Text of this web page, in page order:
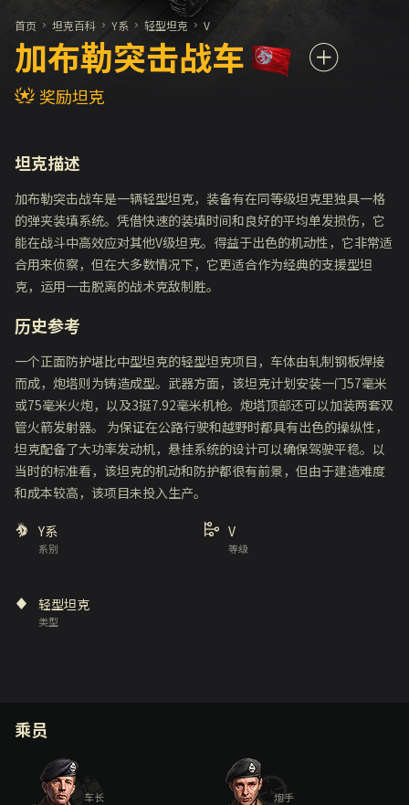
首页 坦克百科 Y系 轻型坦克 V
加布勒突击战车
奖励坦克
坦克描述
加布勒突击战车是一辆轻型坦克，装备有在同等级坦克里独具一格
的弹夹装填系统。凭借快速的装填时间和良好的平均单发损伤，它
能在战斗中高效应对其他V级坦克。得益于出色的机动性，它非常适
合用来侦察，但在大多数情况下，它更适合作为经典的支援型坦
克，运用一击脱离的战术克敌制胜。
历史参考
一个正面防护堪比中型坦克的轻型坦克项目，车体由轧制钢板焊接
而成，炮塔则为铸造成型。武器方面，该坦克计划安装一门57毫米
或75毫米火炮，以及3挺7.92毫米机枪。炮塔顶部还可以加装两套双
管火箭发射器。 为保证在公路行驶和越野时都具有出色的操纵性，
坦克配备了大功率发动机，悬挂系统的设计可以确保驾驶平稳。以
当时的标准看，该坦克的机动和防护都很有前景，但由于建造难度
和成本较高，该项目未投入生产。
系别
Y系
等级
V
类型
轻型坦克
乘员
车长 炮手